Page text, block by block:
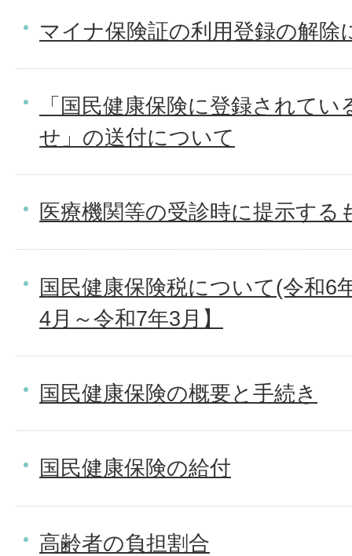
マイナ保険証の利用登録の解除
「国民健康保険に登録されて
せ」の送付について
医療機関等の受診時に提示する
国民健康保険税について(令和6
4月～令和7年3月】
国民健康保険の概要と手続き
国民健康保険の給付
高齢者の負担割合